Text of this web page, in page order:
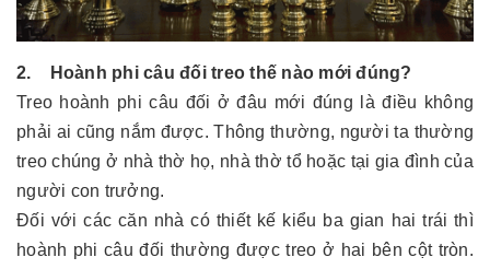
2. Hoành phi câu đối treo thế nào mới đúng?
Treo hoành phi câu đối ở đâu mới đúng là điều không
phải ai cũng nắm được. Thông thường, người ta thường
treo chúng ở nhà thờ họ, nhà thờ tổ hoặc tại gia đình của
người con trưởng.
Đối với các căn nhà có thiết kế kiểu ba gian hai trái thì
hoành phi câu đối thường được treo ở hai bên cột tròn.